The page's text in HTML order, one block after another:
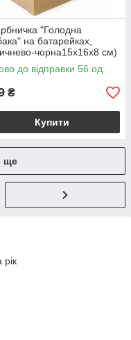
"Голодна
на батарейках,
чорна15х16х8 см)
до відправки 56 од.
₴
Купити
ще
рік